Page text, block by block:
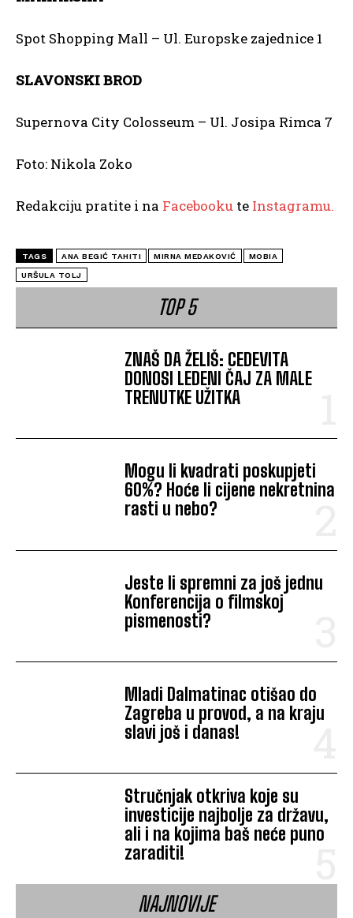
Spot Shopping Mall – Ul. Europske zajednice 1
SLAVONSKI BROD
Supernova City Colosseum – Ul. Josipa Rimca 7
Foto: Nikola Zoko
Redakciju pratite i na Facebooku te Instagramu.
TAGS ANA BEGIĆ TAHITI MIRNA MEDAKOVIĆ MOBIA
URŠULA TOLJ
TOP 5
ZNAŠ DA ŽELIŠ: CEDEVITA
DONOSI LEDENI ČAJ ZA MALE
TRENUTKE UŽITKA
Mogu li kvadrati poskupjeti
60%? Hoće li cijene nekretnina
rasti u nebo?
Jeste li spremni za još jednu
Konferencija o filmskoj
pismenosti?
Mladi Dalmatinac otišao do
Zagreba u provod, a na kraju
slavi još i danas!
Stručnjak otkriva koje su
investicije najbolje za državu,
ali i na kojima baš neće puno
zaraditi!
NAJNOVIJE